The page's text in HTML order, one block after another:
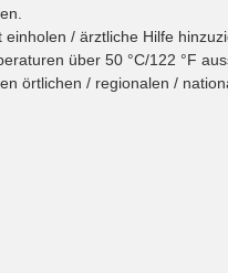
/ ärztliche Hilfe
über 50 °C/122 °F
/ regionalen /